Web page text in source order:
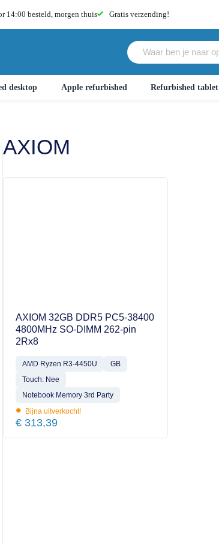
14:00 besteld,morgen thuis Gratis verzending!
desktop Apple refurbished Refurbished tablet
AXIOM
AXIOM 32GB DDR5 PC5-38400
4800MHz SO-DIMM 262-pin
2Rx8
AMD Ryzen R3-4450U
GB
Touch: Nee
Notebook Memory 3rd Party
• Bijna uitverkocht!
€ 313,39